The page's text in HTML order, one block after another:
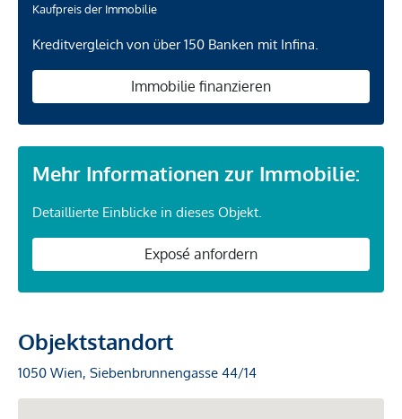
Kaufpreis der Immobilie
Kreditvergleich von über 150 Banken mit Infina.
Immobilie finanzieren
Mehr Informationen zur Immobilie:
Detaillierte Einblicke in dieses Objekt.
Exposé anfordern
Objektstandort
1050 Wien, Siebenbrunnengasse 44/14